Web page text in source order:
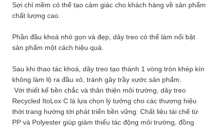
Sợi chỉ mềm có thể tạo cảm giác cho khách hàng về sản phẩm
chất lượng cao.
Phần đầu khoá nhỏ gọn và đẹp, dây treo có thể làm nổi bật
sản phẩm một cách hiệu quả.
Sau khi thao tác khoá, dây treo tạo thành 1 vòng tròn khép kín
không làm lộ ra đầu xỏ, tránh gây trầy xước sản phẩm.
Với thiết kế bền chắc và thân thiện môi trường, dây treo
Recycled ItoLox C là lựa chọn lý tưởng cho các thương hiệu
thời trang hướng tới phát triển bền vững. Chất liệu tái chế từ
PP và Polyester giúp giảm thiểu tác động môi trường, đồng